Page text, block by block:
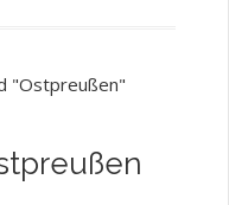
"Ostpreußen"